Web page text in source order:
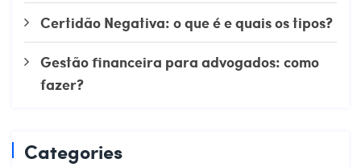
Certidão Negativa: o que é e quais os tipos?
Gestão financeira para advogados: como
fazer?
Categories